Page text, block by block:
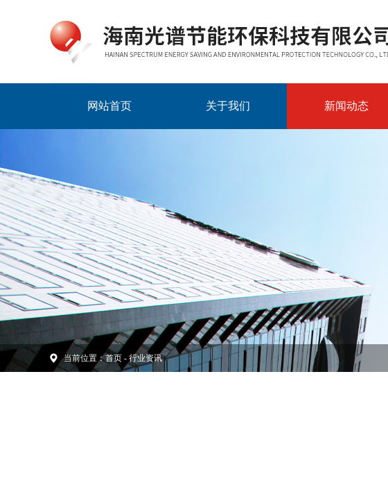
网站首页 关于我们 新闻动态
当前位置：首页 - 行业资讯